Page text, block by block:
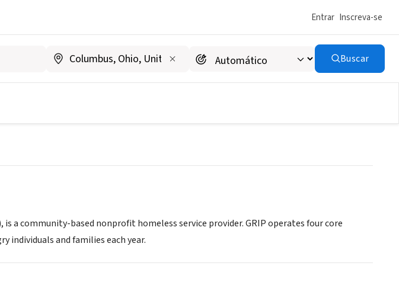
Entrar Inscreva-se
Buscar
Program
a community-based nonprofit homeless service provider. GRIP operates four core
individuals and families each year.